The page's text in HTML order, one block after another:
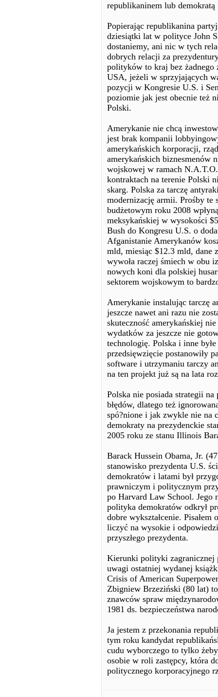
republikaninem lub
Popierając republikanina
dziesiątki lat w polityce John
dostaniemy, ani nic w tych
dobrych relacji za
polityków to kraj bez
USA, jeżeli w sprzyjających
pozycji w Kongresie U.S. i
poziomie jak jest obecnie też
Polski.
Amerykanie nie chcą
jest brak kompanii
amerykańskich korporacji,
amerykańskich biznesmenów
wojskowej w ramach
kontraktach na terenie Polski
skarg. Polska za tarczę
modernizację armii. Prośby te
budżetowym roku 2008
meksykańskiej w wysokości
Bush do Kongresu U.S. o
Afganistanie Amerykanów
mld, miesiąc $12.3 mld, dane
wywoła raczej śmiech w obu
nowych koni dla polskiej
sektorem wojskowym to
Amerykanie instalując tarczę
jeszcze nawet ani razu nie
skuteczność amerykańskiej
wydatków za jeszcze nie
technologię. Polska i inne
przedsięwzięcie postanowiły
software i utrzymaniu tarczy
na ten projekt już są na lata
Polska nie posiada strategii
błędów, dlatego też
spó?nione i jak zwykle nie na
demokraty na prezydenckie
2005 roku ze stanu Illinois
Barack Hussein Obama, Jr.
stanowisko prezydenta U.S.
demokratów i latami był
prawniczym i politycznym
po Harvard Law School. Jego
polityka demokratów odkrył
dobre wykształcenie.
liczyć na wysokie i
przyszłego prezydenta.
Kierunki polityki zagranicznej
uwagi ostatniej wydanej
Crisis of American
Zbigniew Brzeziński (80 lat)
znawców spraw
1981 ds. bezpieczeństwa
Ja jestem z przekonania
tym roku kandydat
cudu wyborczego to tylko
osobie w roli zastępcy, która
politycznego korporacyjnego